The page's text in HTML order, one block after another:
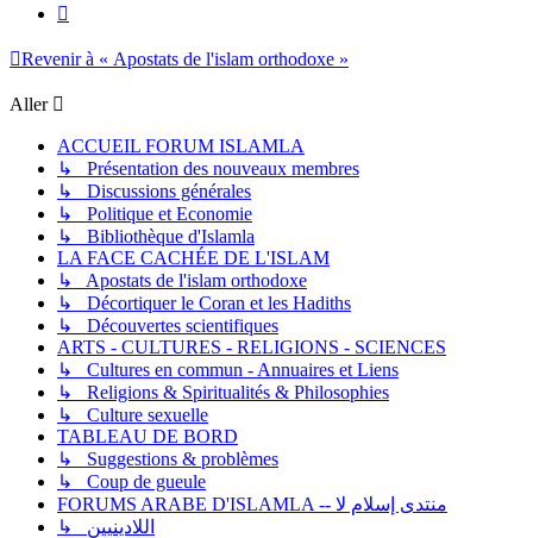
Revenir à « Apostats de l'islam orthodoxe »
Aller
ACCUEIL FORUM ISLAMLA
↳ Présentation des nouveaux membres
↳ Discussions générales
↳ Politique et Economie
↳ Bibliothèque d'Islamla
LA FACE CACHÉE DE L'ISLAM
↳ Apostats de l'islam orthodoxe
↳ Décortiquer le Coran et les Hadiths
↳ Découvertes scientifiques
ARTS - CULTURES - RELIGIONS - SCIENCES
↳ Cultures en commun - Annuaires et Liens
↳ Religions & Spiritualités & Philosophies
↳ Culture sexuelle
TABLEAU DE BORD
↳ Suggestions & problèmes
↳ Coup de gueule
FORUMS ARABE D'ISLAMLA -- منتدى إسلام لا
↳ اللادينيين